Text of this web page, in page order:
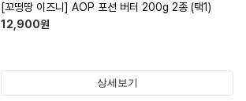
[꼬떵땅 이즈니] AOP 포션 버터 200g 2종 (택1)
12,900원
상세보기